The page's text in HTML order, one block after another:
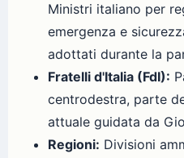
Ministri italiano per
emergenza e
adottati durante la
Fratelli d'Italia (FdI):
centrodestra, parte
attuale guidata da
Regioni: Divisioni